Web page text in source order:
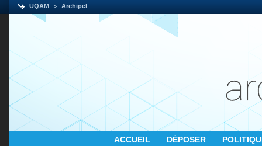
UQAM Archipel
ACCUEIL DÉPOSER